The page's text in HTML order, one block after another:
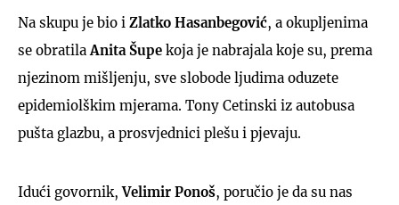
Na skupu je bio i Zlatko Hasanbegović, a okupljenima
se obratila Anita Šupe koja je nabrajala koje su, prema
njezinom mišljenju, sve slobode ljudima oduzete
epidemiolškim mjerama. Tony Cetinski iz autobusa
pušta glazbu, a prosvjednici plešu i pjevaju.
Idući govornik,Velimir Ponoš, poručio je da su nas